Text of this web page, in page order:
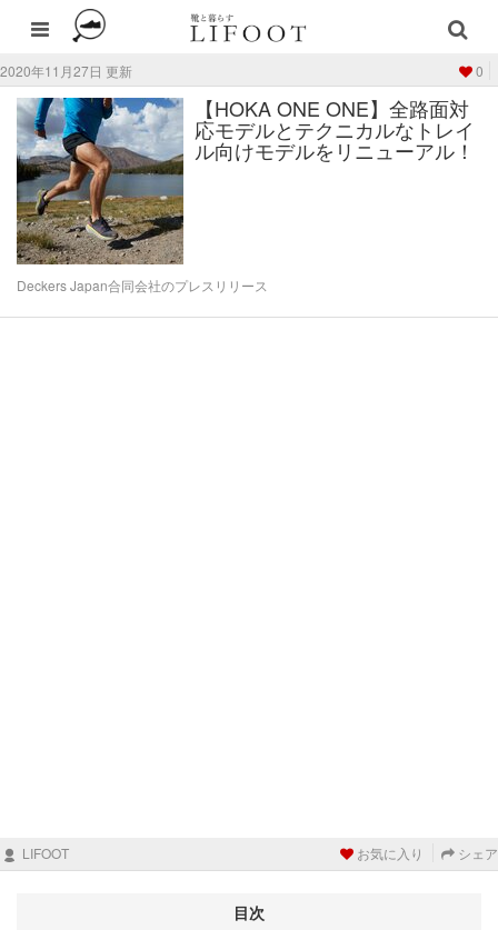
2020年11月27日 更新 0
【HOKA ONE ONE】全路面対
応モデルとテクニカルなトレイ
ル向けモデルをリニューアル！
Deckers Japan合同会社のプレスリリース
LIFOOT お気に入り シェア
目次